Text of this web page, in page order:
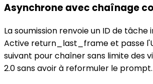
Asynchrone avec chaînage
La soumission renvoie un ID de
Active return_last_frame et passe
suivant pour chaîner sans limite des
2.0 sans avoir à reformuler le prompt.